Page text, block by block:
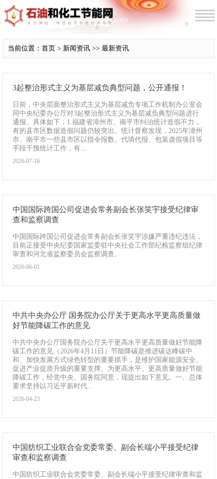
当前位置：首页 > 新闻资讯 >> 最新资讯
3起整治形式主义为基层减负典型问题，公开通报！
日前，中央层面整治形式主义为基层减负专项工作机制办公室会
同中央纪委办公厅对3起整治形式主义为基层减负典型问题进行
通报。具体如下：1.福建省漳州市、南平市纠治统计造假不力，
有的县市区数据造假问题仍较突出。统计督察发现，2025年漳州
市、南平市一些县市区以指令报数、代填代报、包装虚假项目等
手段干预统计工作，有...
2026-07-16
中国国际跨国公司促进会常务副会长张笑宇接受纪律审
查和监察调查
中国国际跨国公司促进会常务副会长张笑宇涉嫌严重违纪违法，
目前正接受中央纪委国家监委驻中央社会工作部纪检监察组纪律
审查和河北省监察委员会监察调查。
2026-06-01
中共中央办公厅 国务院办公厅关于更高水平更高质量做
好节能降碳工作的意见
中共中央办公厅国务院办公厅关于更高水平更高质量做好节能降
碳工作的意见（2026年4月11日）节能降碳是推进碳达峰碳中
和、加快发展方式绿色转型的重要抓手，是维护国家能源安全、
促进产业提质升级的重要支撑。为更高水平、更高质量做好节能
降碳工作，经党中央、国务院同意，现提出如下意见。一、总体
要求坚持以习近平新时代...
2026-04-23
中国纺织工业联合会党委常委、副会长端小平接受纪律
审查和监察调查
中国纺织工业联合会党委常委、副会长端小平接受纪律审查和监